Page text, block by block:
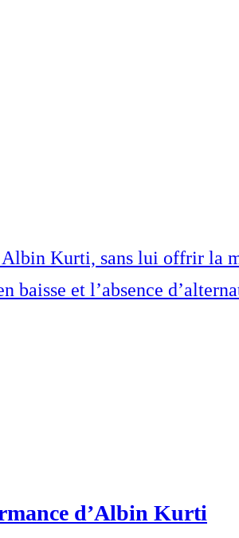
Kurti, sans lui offrir la
et l’absence
d’Albin Kurti